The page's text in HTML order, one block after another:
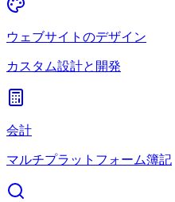
ウェブサイトのデザイン
カスタム設計と開発
会計
マルチプラットフォーム簿記